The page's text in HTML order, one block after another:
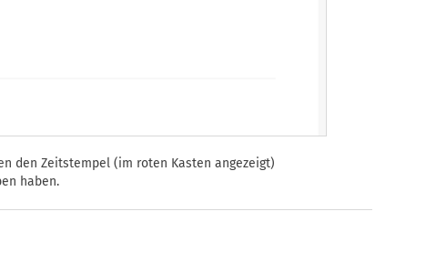
den Zeitstempel (im roten Kasten angezeigt)
haben.